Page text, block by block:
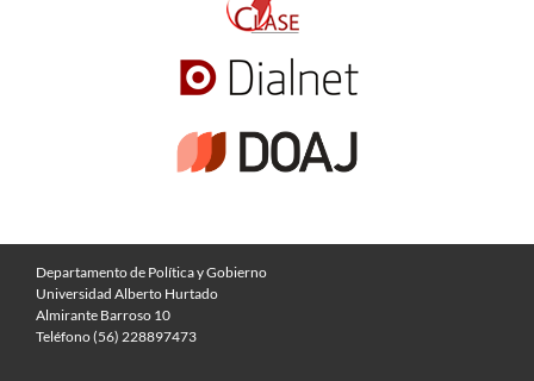
Departamento de Política y Gobierno
Universidad Alberto Hurtado
Almirante Barroso 10
Teléfono (56) 228897473